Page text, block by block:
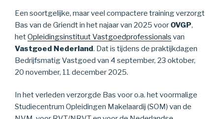
Een soortgelijke, maar veel compactere training verzorgt
Bas van de Griendt in het najaar van 2025 voor OVGP,
hetOpleidingsinstituut Vastgoedprofessionals van
Vastgoed Nederland. Dat is tijdens de praktijkdagen
Bedrijfsmatig Vastgoed van 4 september, 23 oktober,
20 november, 11 december 2025.
In het verleden verzorgde Bas voor o.a. het voormalige
Studiecentrum Opleidingen Makelaardij (SOM) van de